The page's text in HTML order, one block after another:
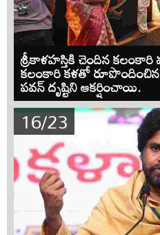
శ్రీకాళహస్తికి చెందిన కలంకారి
కలంకారి కళతో రూపొందించిన
పవన్ దృష్టిని ఆకర్షించాయి.
16/23